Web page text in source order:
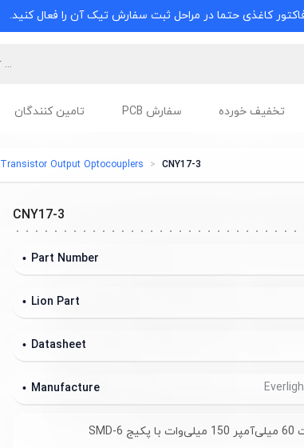
کاغذی حتما در مراحل ثبت سفارش تیک آن را فعال کنید.
تخفیف خورده سفارش PCB تامین کنندگان
Transistor Output Optocouplers CNY17-3
CNY17-3
Part Number
Lion Part
Datasheet
Manufacture